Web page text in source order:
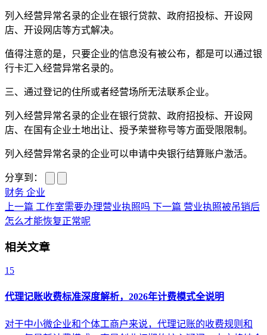
列入经营异常名录的企业在银行贷款、政府招投标、开设网
店、开设网店等方式解决。
值得注意的是，只要企业的信息没有被公布，都是可以通过银
行卡汇入经营异常名录的。
三、通过登记的住所或者经营场所无法联系企业。
列入经营异常名录的企业在银行贷款、政府招投标、开设网
店、在国有企业土地出让、授予荣誉称号等方面受限限制。
列入经营异常名录的企业可以申请中央银行结算账户激活。
分享到：
财务 企业
上一篇 工作室需要办理营业执照吗 下一篇 营业执照被吊销后
怎么才能恢复正常呢
相关文章
15
代理记账收费标准深度解析，2026年计费模式全说明
对于中小微企业和个体工商户来说，代理记账的收费规则和